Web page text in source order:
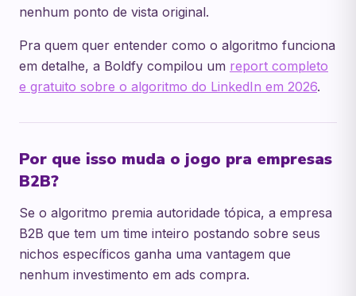
nenhum ponto de vista original.
Pra quem quer entender como o algoritmo funciona
em detalhe, a Boldfy compilou um report completo
e gratuito sobre o algoritmo do LinkedIn em 2026.
Por que isso muda o jogo pra empresas
B2B?
Se o algoritmo premia autoridade tópica, a empresa
B2B que tem um time inteiro postando sobre seus
nichos específicos ganha uma vantagem que
nenhum investimento em ads compra.